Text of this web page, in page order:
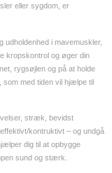
eller sygdom, er
udholdenhed i mavemuskler,
kropskontrol og øger din
rygsøjlen og på at holde
med tiden vil hjælpe til
stræk, bevidst
kontruktivt – og undgå
dig til at opbygge
sund og stærk.